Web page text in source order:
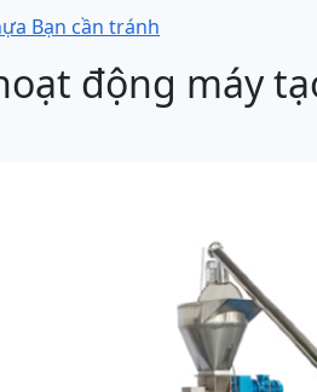
Bạn cần tránh
động máy